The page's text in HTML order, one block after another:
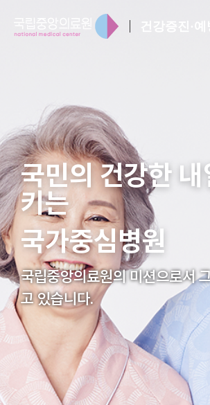
국민의 건강한
키는
국가중심병원
국립중앙의료원의 미션으로서
고 있습니다.